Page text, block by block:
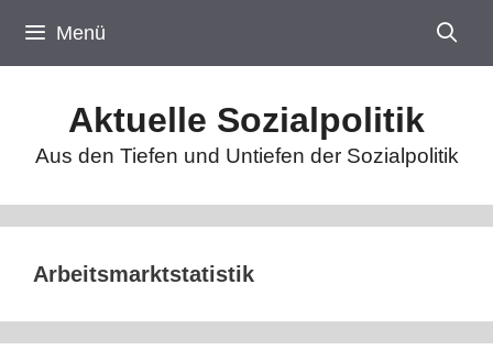
Inhalt
springen
Menü
Aktuelle Sozialpolitik
Aus den Tiefen und Untiefen der Sozialpolitik
Arbeitsmarktstatistik